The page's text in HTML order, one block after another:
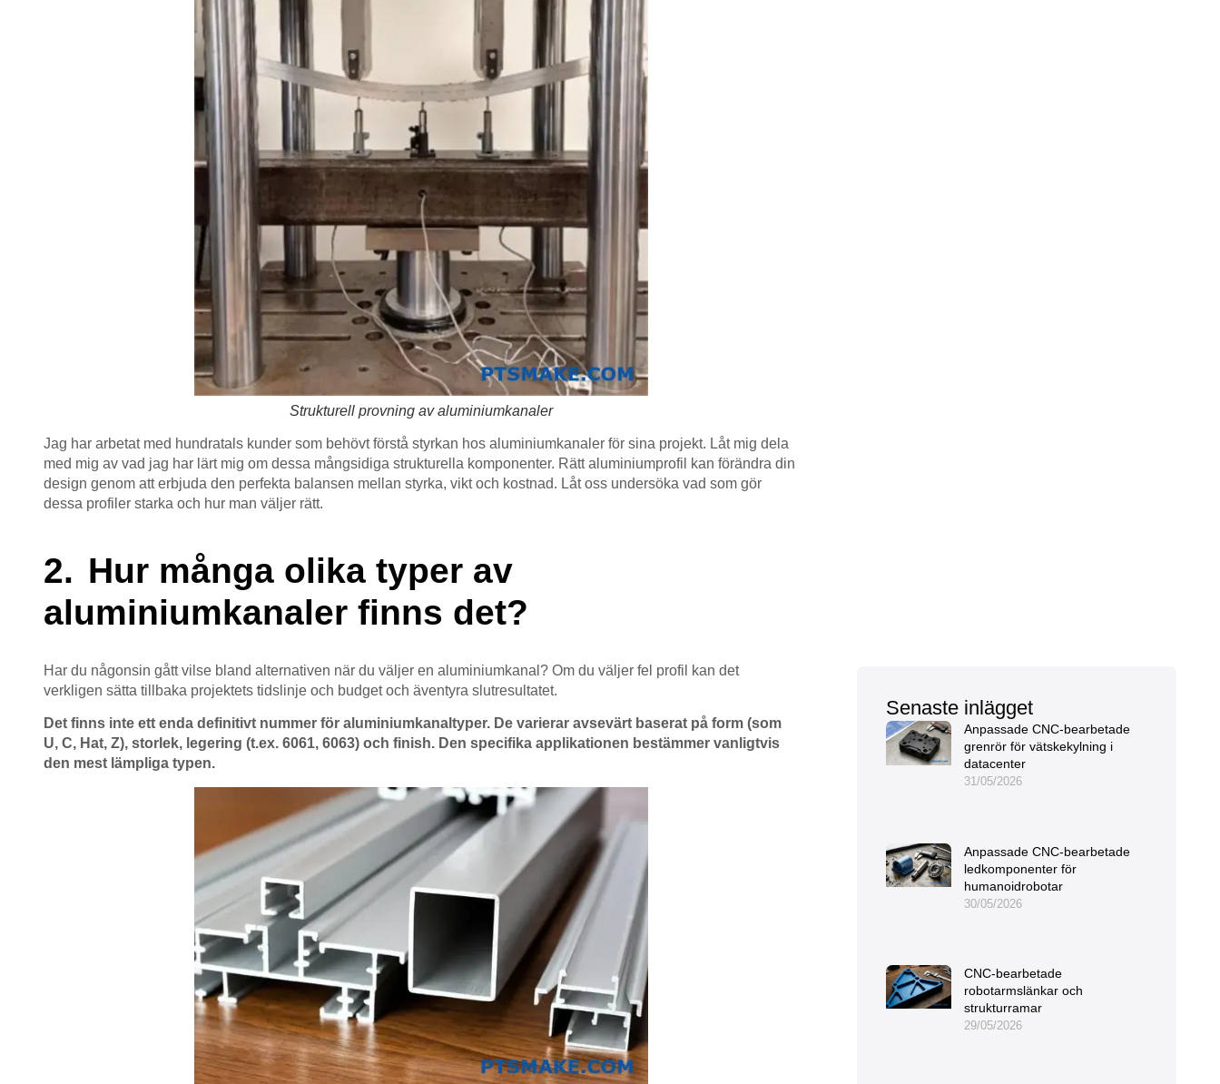
Strukturell provning av aluminiumkanaler
Jag har arbetat med hundratals kunder som behövt förstå styrkan hos aluminiumkanaler för sina projekt. Låt mig dela
med mig av vad jag har lärt mig om dessa mångsidiga strukturella komponenter. Rätt aluminiumprofil kan förändra din
design genom att erbjuda den perfekta balansen mellan styrka, vikt och kostnad. Låt oss undersöka vad som gör
dessa profiler starka och hur man väljer rätt.
Hur många olika typer av
aluminiumkanaler finns det?
Har du någonsin gått vilse bland alternativen när du väljer en aluminiumkanal? Om du väljer fel profil kan det
verkligen sätta tillbaka projektets tidslinje och budget och äventyra slutresultatet.
Det finns inte ett enda definitivt nummer för aluminiumkanaltyper. De varierar avsevärt baserat på form (som
U, C, Hat, Z), storlek, legering (t.ex. 6061, 6063) och finish. Den specifika applikationen bestämmer vanligtvis
den mest lämpliga typen.
Senaste inlägget
Anpassade CNC-bearbetade
grenrör för vätskekylning i
datacenter
31/05/2026
Anpassade CNC-bearbetade
ledkomponenter för
humanoidrobotar
30/05/2026
CNC-bearbetade
robotarmslänkar och
strukturramar
29/05/2026